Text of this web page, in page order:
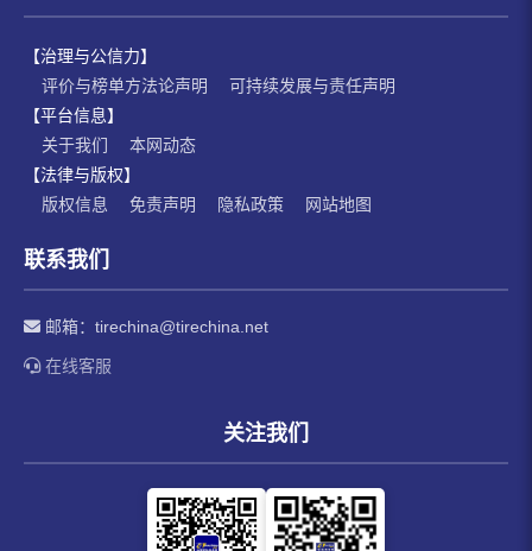
【治理与公信力】
评价与榜单方法论声明
可持续发展与责任声明
【平台信息】
关于我们
本网动态
【法律与版权】
版权信息
免责声明 隐私政策 网站地图
联系我们
邮箱： tirechina@tirechina.net
在线客服
关注我们